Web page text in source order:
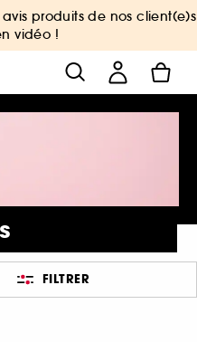
avis produits de nos client(e)s
vidéo !
FILTRER